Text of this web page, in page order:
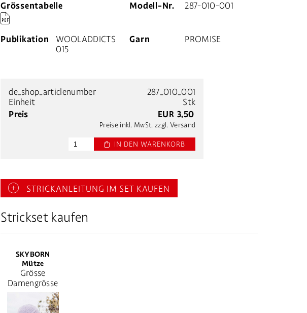
Grössentabelle

Modell-Nr. 287-010-001
Publikation
WOOLADDICTS
015
Garn PROMISE
de_shop_articlenumber
287_010_001
Einheit
Stk
Preis
EUR 3,50
Preise inkl. MwSt. zzgl. Versand
 IN DEN WARENKORB
STRICKANLEITUNG IM SET KAUFEN
Strickset kaufen
SKYBORN
Mütze
Grösse
Damengrösse